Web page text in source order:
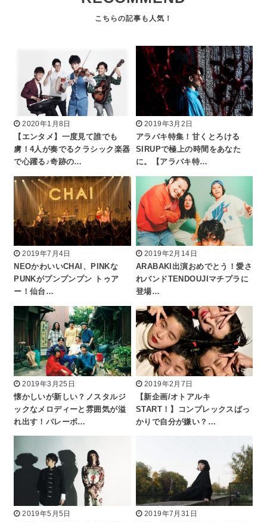
2020年1月8日
【エンタメ】一度見て誰でも
虜！4人が奏でるクラシック楽器
で心躍る♪奇跡の…
2019年3月2日
アラバキ特集！甘くとろける
SIRUPで極上の時間をあなた
に。【アラバキ特…
2019年7月4日
NEOかわいいCHAI、PINKな
PUNKがプンプンプン トゥア
ー！仙台…
2019年2月14日
ARABAKI出演おめでとう！愛さ
れバンドTENDOUJIマチプラに
登場…
2019年3月25日
懐かしいが新しい？ノスタルジ
ックなメロディーと雰囲気が溢
れ出す！バレーボ…
2019年2月7日
【新企画/オトアルキ
START！】コンプレックスばっ
かりで自分が嫌い？…
2019年5月5日
2019年7月31日